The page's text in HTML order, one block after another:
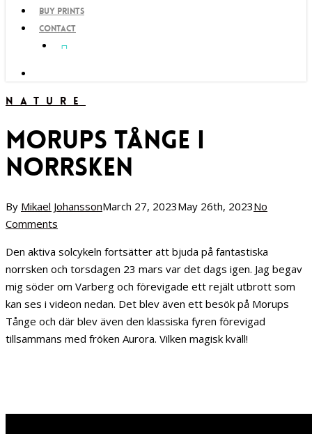
Buy prints
Contact
facebook
Nature
Morups Tånge i
norrsken
By Mikael JohanssonMarch 27, 2023May 26th, 2023No
Comments
Den aktiva solcykeln fortsätter att bjuda på fantastiska
norrsken och torsdagen 23 mars var det dags igen. Jag begav
mig söder om Varberg och förevigade ett rejält utbrott som
kan ses i videon nedan. Det blev även ett besök på Morups
Tånge och där blev även den klassiska fyren förevigad
tillsammans med fröken Aurora. Vilken magisk kväll!